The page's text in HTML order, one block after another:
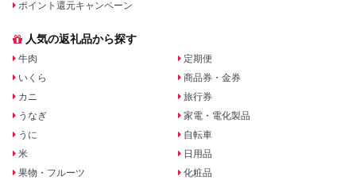
ポイント還元キャンペーン
人気の返礼品から探す
牛肉
いくら
カニ
うなぎ
うに
米
果物・フルーツ
定期便
商品券・金券
旅行券
家電・電化製品
自転車
日用品
化粧品